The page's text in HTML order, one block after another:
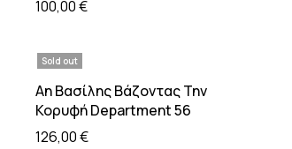
100,00€
Sold out
Διαβάστε περισσότερα
Αη Βασίλης Βάζοντας Την
Κορυφή Department 56
126,00€